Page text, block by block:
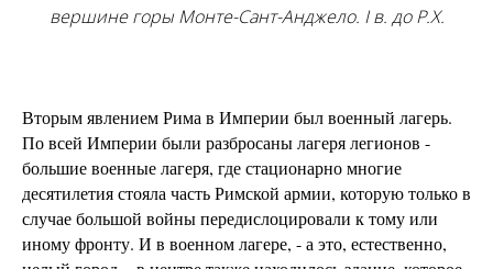
вершине горы Монте-Сант-Анджело. I в. до Р.Х.
Вторым явлением Рима в Империи был военный лагерь.
По всей Империи были разбросаны лагеря легионов -
большие военные лагеря, где стационарно многие
десятилетия стояла часть Римской армии, которую только в
случае большой войны передислоцировали к тому или
иному фронту. И в военном лагере, - а это, естественно,